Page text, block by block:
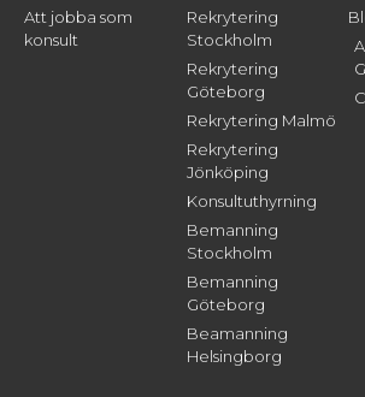
Att jobba som
konsult
Rekrytering
Stockholm
Rekrytering
Göteborg
Rekrytering Malmö
Rekrytering
Jönköping
Konsultuthyrning
Bemanning
Stockholm
Bemanning
Göteborg
Beamanning
Helsingborg